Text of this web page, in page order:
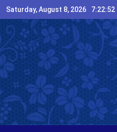
Skip
to
content
Saturday, August 8, 2026 7:22:53